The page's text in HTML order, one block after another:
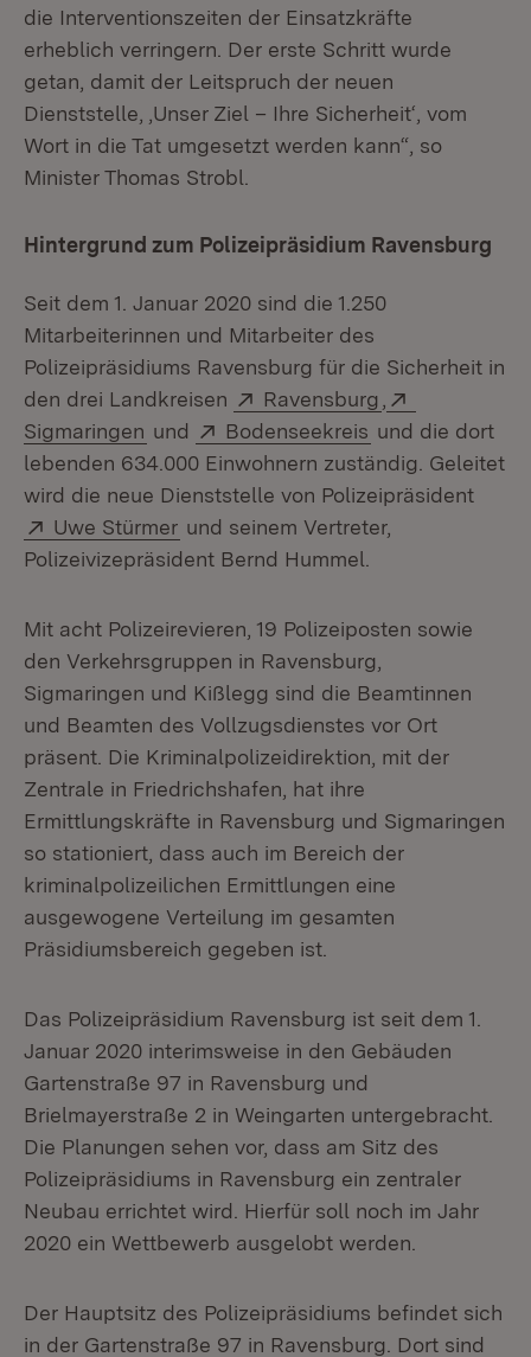
die Interventionszeiten der Einsatzkräfte
erheblich verringern. Der erste Schritt wurde
getan, damit der Leitspruch der neuen
Dienststelle, ‚Unser Ziel – Ihre Sicherheit‘, vom
Wort in die Tat umgesetzt werden kann“, so
Minister Thomas Strobl.
Hintergrund zum Polizeipräsidium Ravensburg
Seit dem 1. Januar 2020 sind die 1.250
Mitarbeiterinnen und Mitarbeiter des
Polizeipräsidiums Ravensburg für die Sicherheit in
den drei Landkreisen
Extern:
Ravensburg (Öffnet in
Sigmaringen (Öffnet in neuem Fenster)
und Extern:
Bodenseekreis (Öffnet in
und die dort
lebenden 634.000 Einwohnern zuständig. Geleitet
wird die neue Dienststelle von Polizeipräsident
Extern:
Uwe Stürmer (Öffnet in neuem Fenster)
und seinem Vertreter,
Polizeivizepräsident Bernd Hummel.
Mit acht Polizeirevieren, 19 Polizeiposten sowie
den Verkehrsgruppen in Ravensburg,
Sigmaringen und Kißlegg sind die Beamtinnen
und Beamten des Vollzugsdienstes vor Ort
präsent. Die Kriminalpolizeidirektion, mit der
Zentrale in Friedrichshafen, hat ihre
Ermittlungskräfte in Ravensburg und Sigmaringen
so stationiert, dass auch im Bereich der
kriminalpolizeilichen Ermittlungen eine
ausgewogene Verteilung im gesamten
Präsidiumsbereich gegeben ist.
Das Polizeipräsidium Ravensburg ist seit dem 1.
Januar 2020 interimsweise in den Gebäuden
Gartenstraße 97 in Ravensburg und
Brielmayerstraße 2 in Weingarten untergebracht.
Die Planungen sehen vor, dass am Sitz des
Polizeipräsidiums in Ravensburg ein zentraler
Neubau errichtet wird. Hierfür soll noch im Jahr
2020 ein Wettbewerb ausgelobt werden.
Der Hauptsitz des Polizeipräsidiums befindet sich
in der Gartenstraße 97 in Ravensburg. Dort sind